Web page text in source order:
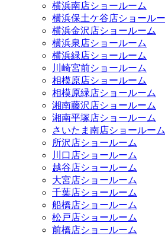
横浜南店ショールーム
横浜保土ケ谷店ショール
横浜金沢店ショールーム
横浜泉店ショールーム
横浜緑店ショールーム
川崎宮前ショールーム
相模原店ショールーム
相模原緑店ショールーム
湘南藤沢店ショールーム
湘南平塚店ショールーム
さいたま南店ショールーム
所沢店ショールーム
川口店ショールーム
越谷店ショールーム
大宮店ショールーム
千葉店ショールーム
船橋店ショールーム
松戸店ショールーム
前橋店ショールーム